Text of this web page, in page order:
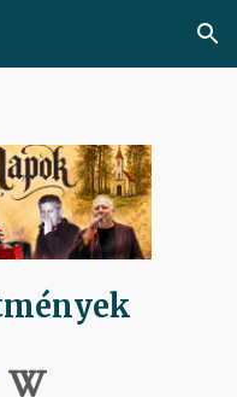
Skip to navigation